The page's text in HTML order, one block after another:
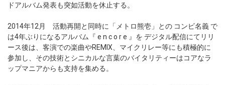
ドアルバム発表も突如活動を休止する。
2014年12月 活動再開と同時に「メトロ熊壱」との コンビ名義 で
は4年ぶりになるアルバム『 e n c o r e 』を デジタル配信にてリリ
ース後は、客演での楽曲やREMIX、マイクリレー等にも積極的に
参加し、その技術とシニカルな言葉のバイタリティーはコアなラ
ップマニアからも支持を集める。